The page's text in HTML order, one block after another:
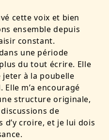
cette voix et bien
ensemble depuis
constant.
une période
du tout écrire. Elle
jeter à la poubelle
m’a encouragé
structure originale,
de
d’y croire, et je lui dois